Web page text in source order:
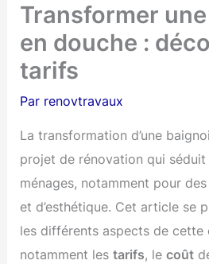
Transformer
en douche :
tarifs
Par renovtravaux
La transformation d’une
projet de rénovation qui
ménages, notamment pour
et d’esthétique. Cet article se
les différents aspects de cette
notamment lestarifs, lecoût